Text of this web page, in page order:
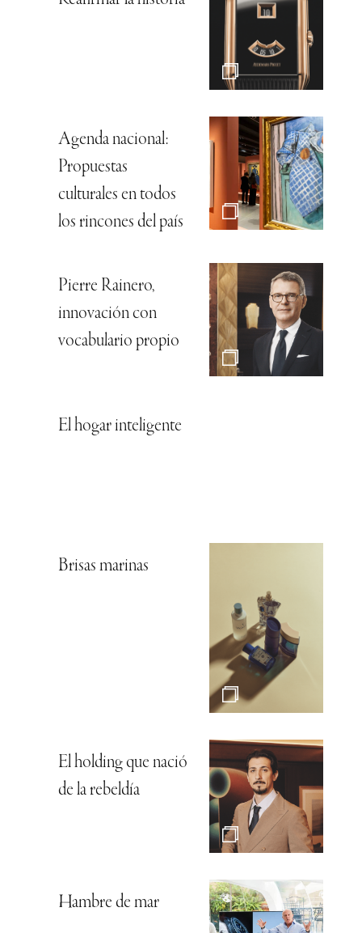
Agenda nacional:
Propuestas
culturales en todos
los rincones del país
Pierre Rainero,
innovación con
vocabulario propio
El hogar inteligente
Brisas marinas
El holding que nació
de la rebeldía
Hambre de mar